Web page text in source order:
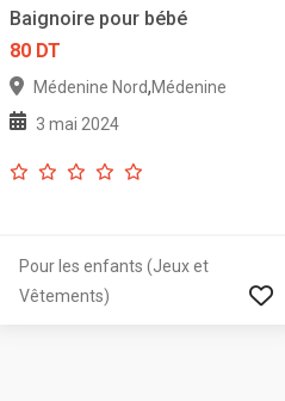
Baignoire pour bébé
80 DT
Médenine Nord,Médenine
3 mai 2024
Pour les enfants (Jeux et
Vêtements)